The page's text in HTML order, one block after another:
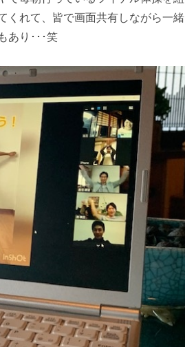
くれて、皆で画面共有しながら一緒
あり･･･笑